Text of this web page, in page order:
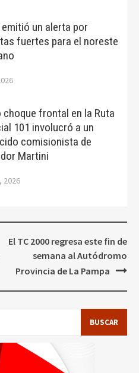
emitió un alerta por
fuertes para el noreste
choque frontal en la Ruta
101 involucró a un
comisionista de
Martini
2026
El TC 2000 regresa este fin de
semana al Autódromo
Provincia de La Pampa